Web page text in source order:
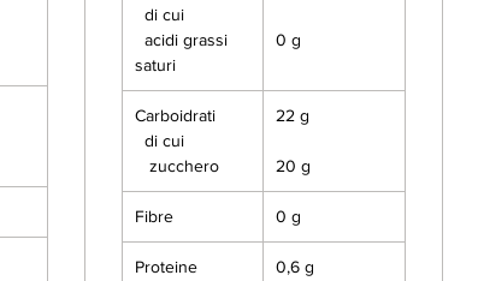
di cui
acidi grassi
saturi
0 g
Carboidrati
di cui
zucchero
22 g
20 g
Fibre 0 g
Proteine 0,6 g